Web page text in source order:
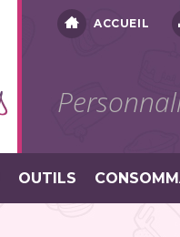
ACCUEIL
OUTILS